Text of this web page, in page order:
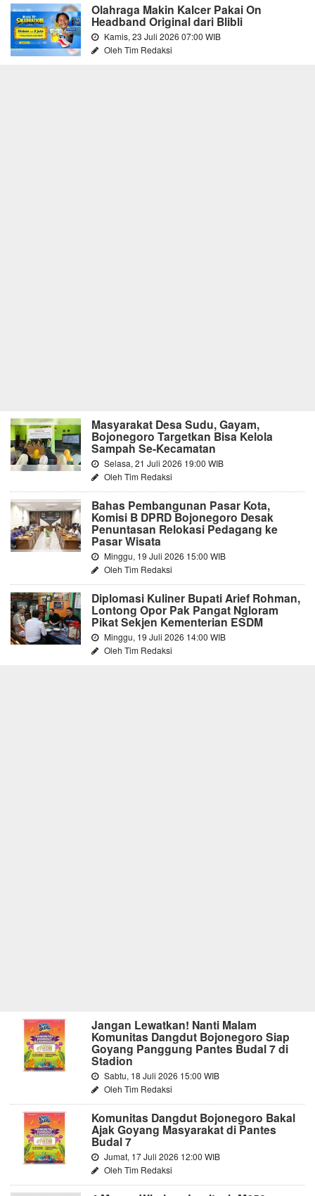
Olahraga Makin Kalcer Pakai On
Headband Original dari Blibli
Kamis, 23 Juli 2026 07:00 WIB
Oleh Tim Redaksi
Masyarakat Desa Sudu, Gayam,
Bojonegoro Targetkan Bisa Kelola
Sampah Se-Kecamatan
Selasa, 21 Juli 2026 19:00 WIB
Oleh Tim Redaksi
Bahas Pembangunan Pasar Kota,
Komisi B DPRD Bojonegoro Desak
Penuntasan Relokasi Pedagang ke
Pasar Wisata
Minggu, 19 Juli 2026 15:00 WIB
Oleh Tim Redaksi
Diplomasi Kuliner Bupati Arief Rohman,
Lontong Opor Pak Pangat Ngloram
Pikat Sekjen Kementerian ESDM
Minggu, 19 Juli 2026 14:00 WIB
Oleh Tim Redaksi
Jangan Lewatkan! Nanti Malam
Komunitas Dangdut Bojonegoro Siap
Goyang Panggung Pantes Budal 7 di
Stadion
Sabtu, 18 Juli 2026 15:00 WIB
Oleh Tim Redaksi
Komunitas Dangdut Bojonegoro Bakal
Ajak Goyang Masyarakat di Pantes
Budal 7
Jumat, 17 Juli 2026 12:00 WIB
Oleh Tim Redaksi